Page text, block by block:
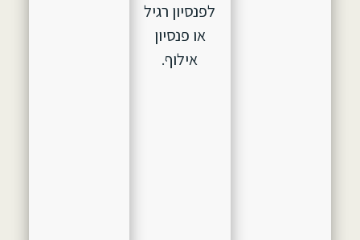
לפנסיון רגיל
או פנסיון
אילוף.